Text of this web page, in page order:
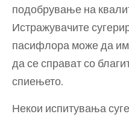
подобрување на
Истражувачите
пасифлора може да им
да се справат со
спиењето.
Некои испитувања